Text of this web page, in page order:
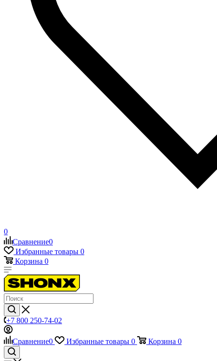
0
Сравнение0
Избранные товары 0
Корзина 0
+7 800 250-74-02
Сравнение0 Избранные товары 0 Корзина 0